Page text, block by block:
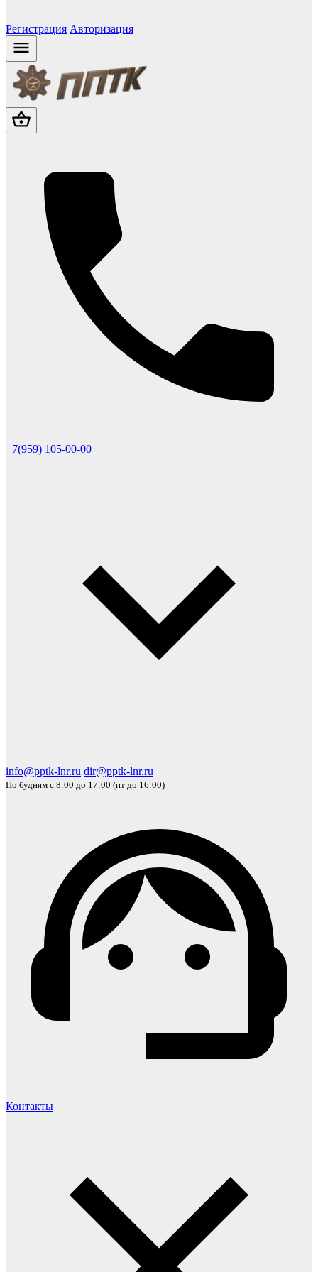
Регистрация Авторизация
+7(959) 105-00-00
info@pptk-lnr.ru dir@pptk-lnr.ru
По будням с 8:00 до 17:00 (пт до 16:00)
Контакты